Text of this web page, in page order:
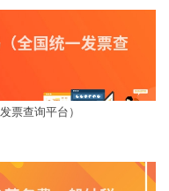
票查询平台）